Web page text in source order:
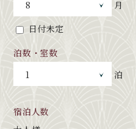
月
日付未定
泊数・室数
泊
宿泊人数